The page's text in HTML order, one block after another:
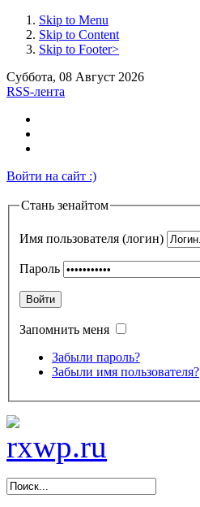
Skip to Menu
Skip to Content
Skip to Footer>
Суббота, 08 Август 2026
RSS-лента
Войти на сайт :)
Стань зенайтом
Имя пользователя (логин)
Пароль
Войти
Запомнить меня
Забыли пароль?
Забыли имя пользователя?